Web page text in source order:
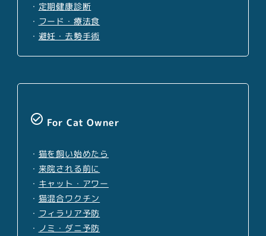
・ 定期健康診断
・ フード・療法食
・ 避妊・去勢手術
check_circle_outline For Cat Owner
・ 猫を飼い始めたら
・ 来院される前に
・ キャット・アワー
・ 猫混合ワクチン
・ フィラリア予防
・ ノミ・ダニ予防